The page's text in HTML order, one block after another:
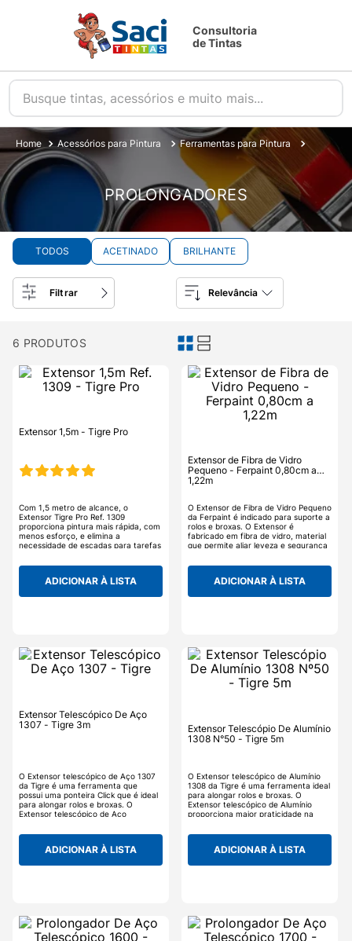
Consultoria
de Tintas
Busque tintas, acessórios e muito mais...
Acessórios para Pintura Ferramentas para Pintura
PROLONGADORES
TODOS ACETINADO BRILHANTE
Filtrar Relevância
6 PRODUTOS
Extensor 1,5m - Tigre Pro
Com 1,5 metro de alcance, o
Extensor Tigre Pro Ref. 1309
proporciona pintura mais rápida, com
menos esforço, e elimina a
necessidade de escadas para tarefas
empunhadura macia para longos
períodos de trabalho. Possui sistema
de abertura por botão e trava
Adquira agora e eleve seus
resultados!
ADICIONAR À LISTA
Extensor de Fibra de Vidro
Pequeno - Ferpaint 0,80cm a
1,22m
O Extensor de Fibra de Vidro Pequeno
da Ferpaint é indicado para suporte a
rolos e broxas. O Extensor é
fabricado em fibra de vidro, material
que permite aliar leveza e segurança
manuseio do profissional, possui
ADICIONAR À LISTA
Extensor Telescópico De Aço
1307 - Tigre 3m
O Extensor telescópico de Aço 1307
da Tigre é uma ferramenta que
possui uma ponteira Click que é ideal
para alongar rolos e broxas. O
Extensor telescópico de Aço
hora da pintura ou da limpeza,
alcançando partes altas e de difícil
acesso.ADICIONAR À LISTA
Extensor Telescópio De Alumínio
1308 N°50 - Tigre 5m
O Extensor telescópico de Alumínio
1308 da Tigre é uma ferramenta ideal
para alongar rolos e broxas. O
Extensor telescópico de Alumínio
proporciona maior praticidade na
alcançando partes altas e até mesmo
ADICIONAR À LISTA